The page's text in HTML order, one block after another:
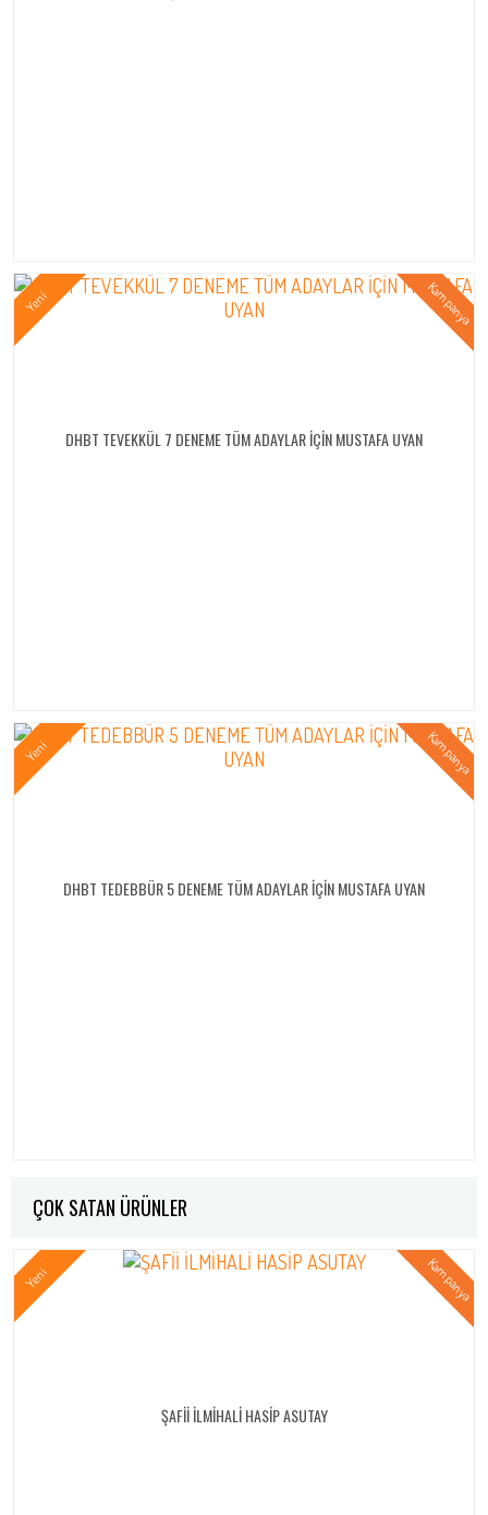
DHBT TEVEKKÜL 7 DENEME TÜM ADAYLAR İÇİN MUSTAFA UYAN
DHBT TEDEBBÜR 5 DENEME TÜM ADAYLAR İÇİN MUSTAFA UYAN
ÇOK SATAN ÜRÜNLER
ŞAFİİ İLMİHALİ HASİP ASUTAY